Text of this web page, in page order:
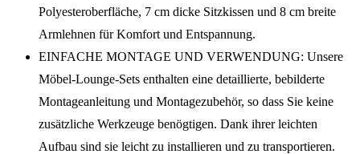
Polyesteroberfläche, 7 cm dicke Sitzkissen und 8 cm breite
Armlehnen für Komfort und Entspannung.
EINFACHE MONTAGE UND VERWENDUNG: Unsere
Möbel-Lounge-Sets enthalten eine detaillierte, bebilderte
Montageanleitung und Montagezubehör, so dass Sie keine
zusätzliche Werkzeuge benögtigen. Dank ihrer leichten
Aufbau sind sie leicht zu installieren und zu transportieren.